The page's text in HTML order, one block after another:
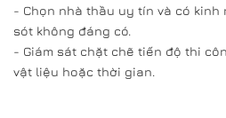
- Chọn nhà thầu uy tín và có
sót không đáng có.
- Giám sát chặt chẽ tiến độ thi
vật liệu hoặc thời gian.